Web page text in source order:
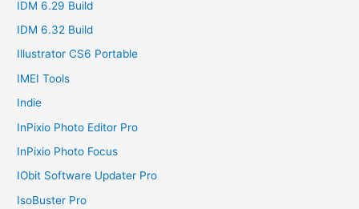
IDM 6.29 Build
IDM 6.32 Build
Illustrator CS6 Portable
IMEI Tools
Indie
InPixio Photo Editor Pro
InPixio Photo Focus
IObit Software Updater Pro
IsoBuster Pro